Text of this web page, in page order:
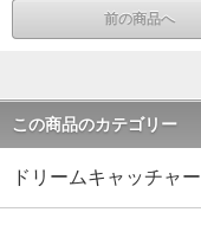
前の商品へ
この商品のカテゴリー
ドリームキャッチャー